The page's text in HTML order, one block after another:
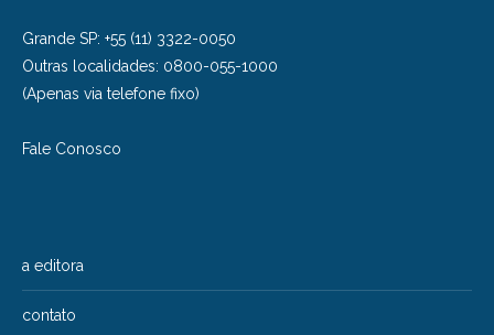
Grande SP: +55 (11) 3322-0050
Outras localidades: 0800-055-1000
(Apenas via telefone fixo)
Fale Conosco
a editora
contato